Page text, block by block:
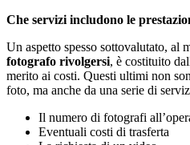
Che servizi includono le
Un aspetto spesso sottovalutato, al
fotografo rivolgersi, è costituito
merito ai costi. Questi ultimi non
foto, ma anche da una serie di
Il numero di fotografi
Eventuali costi di trasferta